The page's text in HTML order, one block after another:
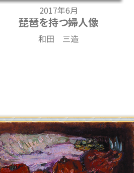
2017年6月
琵琶を持つ婦人像
和田 三造